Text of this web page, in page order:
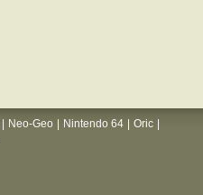
Neo-Geo Nintendo 64 Oric